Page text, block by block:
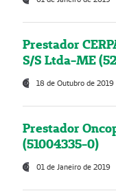
Prestador
S/S Ltda-ME
18 de Outubro de 2019
Prestador
(51004335-0)
01 de Janeiro de 2019